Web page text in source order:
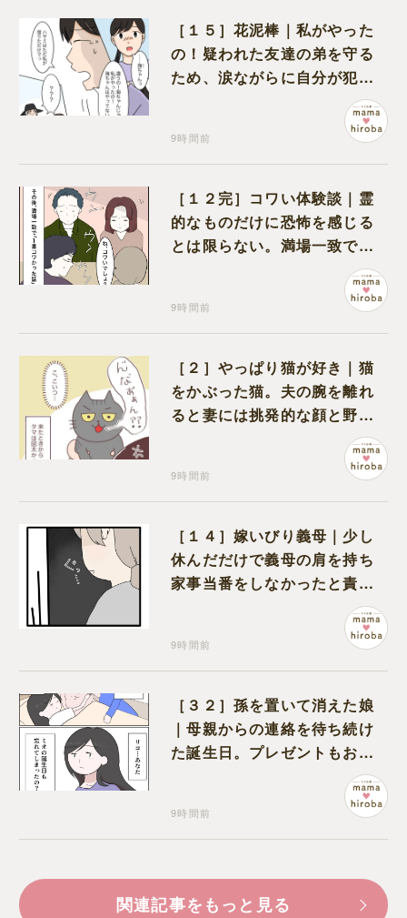
［１５］花泥棒｜私がやった
の！疑われた友達の弟を守る
ため、涙ながらに自分が犯人
9時間前
［１２完］コワい体験談｜霊
的なものだけに恐怖を感じる
とは限らない。満場一致でコ
ワいと認定された意外な体験
9時間前
［２］やっぱり猫が好き｜猫
をかぶった猫。夫の腕を離れ
ると妻には挑発的な顔と野太
9時間前
［１４］嫁いびり義母｜少し
休んだだけで義母の肩を持ち
家事当番をしなかったと責め
9時間前
［３２］孫を置いて消えた娘
｜母親からの連絡を待ち続け
た誕生日。プレゼントもお祝
9時間前
関連記事をもっと見る